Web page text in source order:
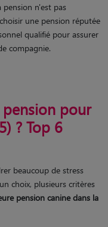
pension n'est pas
une pension réputée
qualifié pour assurer
compagnie.
pour
? Top 6
beaucoup de stress
choix, plusieurs critères
pension canine dans la